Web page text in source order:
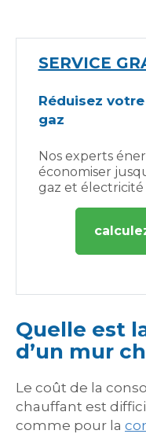
SERVICE
Réduisez
gaz
Nos experts
économiser
gaz et électricité
Quelle est
d’un mur
Le coût de la
chauffant est
comme pour la